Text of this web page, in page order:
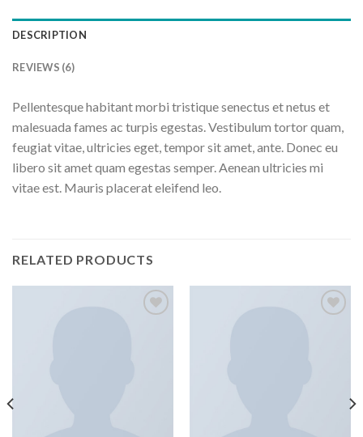
DESCRIPTION
REVIEWS (6)
Pellentesque habitant morbi tristique senectus et netus et
malesuada fames ac turpis egestas. Vestibulum tortor quam,
feugiat vitae, ultricies eget, tempor sit amet, ante. Donec eu
libero sit amet quam egestas semper. Aenean ultricies mi
vitae est. Mauris placerat eleifend leo.
RELATED PRODUCTS